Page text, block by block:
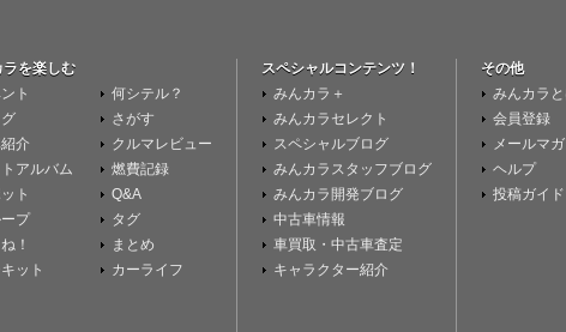
ラを楽しむ
ト
介
アルバム
ト
プ
！
ット
何シテル？
さがす
クルマレビュー
燃費記録
Q&A
タグ
まとめ
カーライフ
スペシャルコンテンツ！
みんカラ＋
みんカラセレクト
スペシャルブログ
みんカラスタッフブログ
みんカラ開発ブログ
中古車情報
車買取・中古車査定
キャラクター紹介
その他
みんカラ
会員登録
メールマ
ヘルプ
投稿ガイ